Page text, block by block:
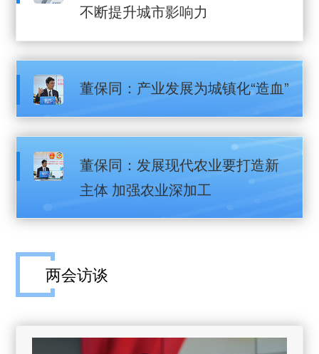
不断提升城市影响力
董保同：产业发展为城镇化“造血”
董保同：发展现代农业要打造新
主体 加强农业深加工
两会访谈